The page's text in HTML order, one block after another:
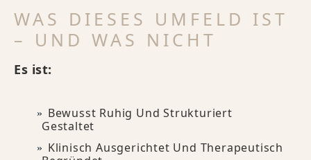
WAS DIESES UMFELD IST
– UND WAS NICHT
Es ist:
Bewusst Ruhig Und Strukturiert
Gestaltet
Klinisch Ausgerichtet Und Therapeutisch